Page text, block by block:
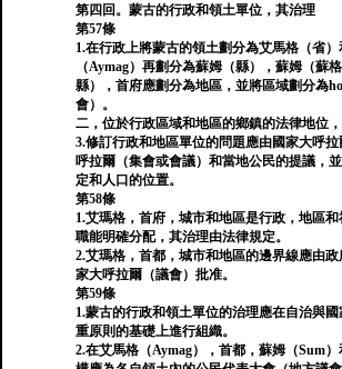
第四回。蒙古的行政和領土單位，其治理
第57條
1.在行政上將蒙古的領土劃分為艾馬格（省
（Aymag）再劃分為蘇姆（縣），蘇姆（蘇
縣），首府應劃分為地區，並將區域劃分為
會）。
二，位於行政區域和地區的鄉鎮的法律地位，
3.修訂行政和地區單位的問題應由國家大呼
呼拉爾（集會或會議）和當地公民的提議，
定和人口的位置。
第58條
1.艾瑪格，首府，城市和地區是行政，地區
職能明確分配，其治理由法律規定。
2.艾瑪格，首都，城市和地區的邊界線應由
家大呼拉爾（議會）批准。
第59條
1.蒙古的行政和領土單位的治理應在自治與
重原則的基礎上進行組織。
2.在艾馬格（Aymag），首都，蘇姆（Sum